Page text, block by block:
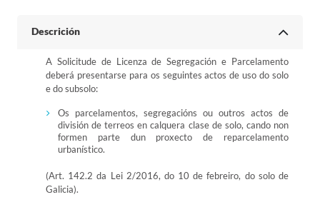
Descrición
A Solicitude de Licenza de Segregación e Parcelamento
deberá presentarse para os seguintes actos de uso do solo
e do subsolo:
Os parcelamentos, segregacións ou outros actos de
división de terreos en calquera clase de solo, cando non
formen parte dun proxecto de reparcelamento
urbanístico.
(Art. 142.2 da Lei 2/2016, do 10 de febreiro, do solo de
Galicia).